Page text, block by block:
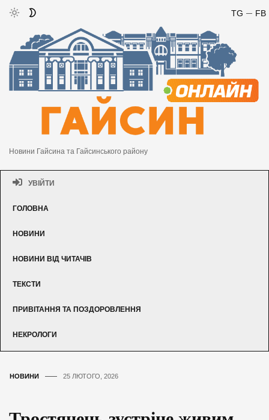
FB
TG
Новини Гайсина та Гайсинського району
УВІЙТИ
ГОЛОВНА
НОВИНИ
НОВИНИ ВІД ЧИТАЧІВ
ТЕКСТИ
ПРИВІТАННЯ ТА ПОЗДОРОВЛЕННЯ
НЕКРОЛОГИ
НОВИНИ 25 ЛЮТОГО, 2026